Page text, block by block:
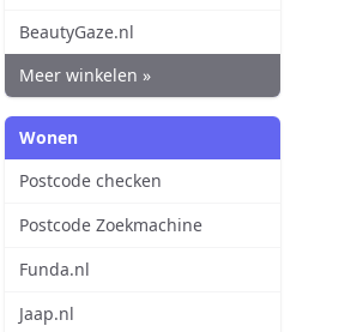
BeautyGaze.nl
Meer winkelen »
Wonen
Postcode checken
Postcode Zoekmachine
Funda.nl
Jaap.nl